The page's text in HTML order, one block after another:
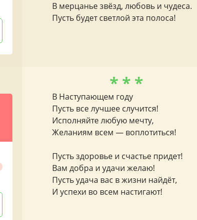
В мерцанье звёзд, любовь и чудеса.
Пусть будет светлой эта полоса!
* * *
В Наступающем году
Пусть все лучшее случится!
Исполняйте любую мечту,
Желаниям всем — воплотиться!
Пусть здоровье и счастье придет!
Вам добра и удачи желаю!
Пусть удача вас в жизни найдёт,
И успехи во всем настигают!